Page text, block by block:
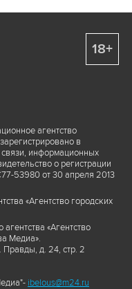
агентство
в
информационных
о регистрации
53980 от 30 апреля 2013
«Агентство городских
«Агентство
Медиа».
Правды, д. 24, стр. 2
ibelous@m24.ru
18+